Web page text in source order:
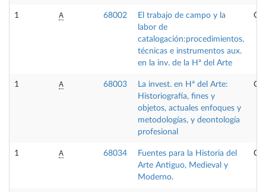
1 A 68002
El trabajo de campo y la
labor de
catalogación:procedimientos,
técnicas e instrumentos aux.
en la inv. de la Hª del Arte
1 A 68003
La invest. en Hª del Arte:
Historiografía, fines y
objetos, actuales enfoques y
metodologías, y deontología
profesional
1 A 68034
Fuentes para la Historia del
Arte Antiguo, Medieval y
Moderno.